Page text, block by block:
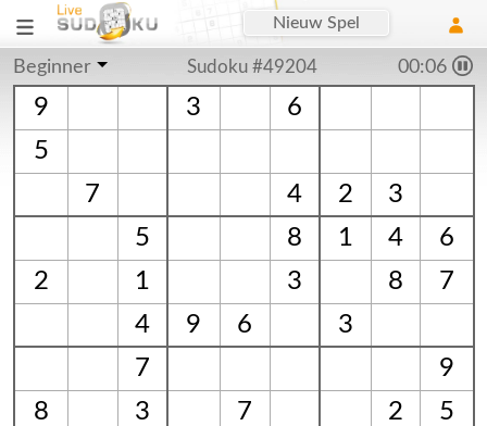
Nieuw Spel
Beginner Sudoku #49204 00:06
9 3
6
5
7
4 2
3
5
8 1 4
6
2
1 3 8
7
4
9 6
3
7
9
8
3 7 2
5